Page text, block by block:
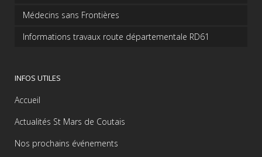
Médecins sans Frontières
Informations travaux route départementale RD61
INFOS UTILES
Accueil
Actualités St Mars de Coutais
Nos prochains événements